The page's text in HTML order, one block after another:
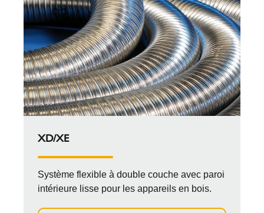
XD/XE
Système flexible à double couche avec paroi
intérieure lisse pour les appareils en bois.